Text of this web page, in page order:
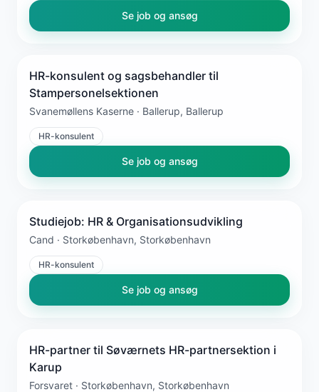
Se job og ansøg
HR-konsulent og sagsbehandler til
Stampersonelsektionen
Svanemøllens Kaserne · Ballerup, Ballerup
HR-konsulent
Se job og ansøg
Studiejob: HR & Organisationsudvikling
Cand · Storkøbenhavn, Storkøbenhavn
HR-konsulent
Se job og ansøg
HR-partner til Søværnets HR-partnersektion i
Karup
Forsvaret · Storkøbenhavn, Storkøbenhavn